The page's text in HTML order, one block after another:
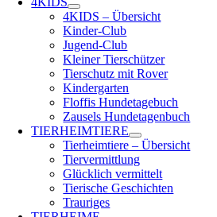
4KIDS – Übersicht
Kinder-Club
Jugend-Club
Kleiner Tierschützer
Tierschutz mit Rover
Kindergarten
Floffis Hundetagebuch
Zausels Hundetagenbuch
TIERHEIMTIERE
Tierheimtiere – Übersicht
Tiervermittlung
Glücklich vermittelt
Tierische Geschichten
Trauriges